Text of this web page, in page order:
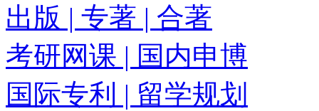
出版 | 专著 | 合著
考研网课 | 国内申博
国际专利 | 留学规划